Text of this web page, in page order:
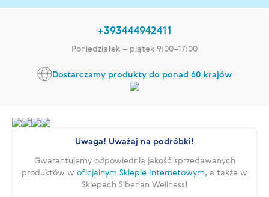
+393444942411
Poniedziałek – piątek 9:00–17:00
Dostarczamy produkty do ponad 60 krajów
Uwaga! Uważaj na podróbki!
Gwarantujemy odpowiednią jakość sprzedawanych
produktów w oficjalnym Sklepie Internetowym, a także w
Sklepach Siberian Wellness!